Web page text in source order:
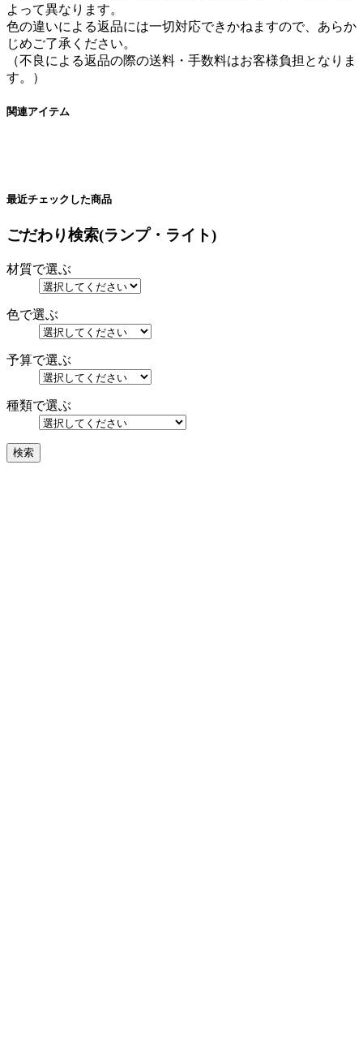
よって異なります。
色の違いによる返品には一切対応できかねますので、あらか
じめご了承ください。
（不良による返品の際の送料・手数料はお客様負担となりま
す。）
関連アイテム
最近チェックした商品
ごだわり検索(ランプ・ライト)
材質で選ぶ
色で選ぶ
予算で選ぶ
種類で選ぶ